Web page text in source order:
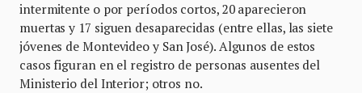
intermitente o por períodos cortos, 20 aparecieron
muertas y 17 siguen desaparecidas (entre ellas, las siete
jóvenes de Montevideo y San José). Algunos de estos
casos figuran en el registro de personas ausentes del
Ministerio del Interior; otros no.